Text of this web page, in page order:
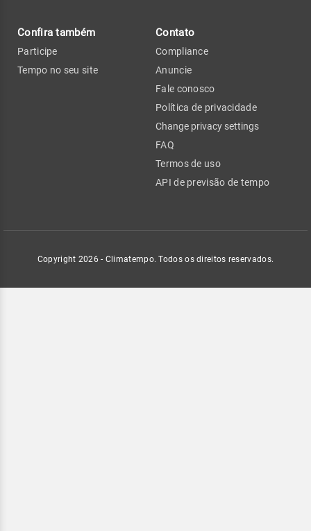
Confira também
Participe
Tempo no seu site
Contato
Compliance
Anuncie
Fale conosco
Política de privacidade
Change privacy settings
FAQ
Termos de uso
API de previsão de tempo
Copyright 2026 - Climatempo. Todos os direitos reservados.